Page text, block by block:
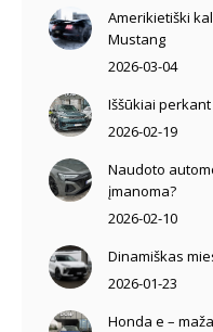
Amerikietiški
Mustang
2026-03-04
Iššūkiai
2026-02-19
Naudoto
įmanoma?
2026-02-10
Dinamiškas
2026-01-23
Honda e –